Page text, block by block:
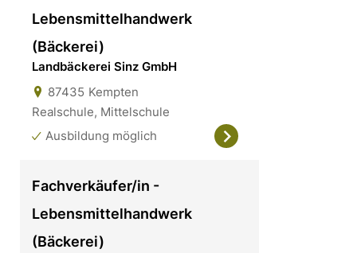
Lebensmittelhandwerk
(Bäckerei)
Landbäckerei Sinz GmbH
87435 Kempten
Realschule, Mittelschule
Ausbildung möglich
Fachverkäufer/in -
Lebensmittelhandwerk
(Bäckerei)